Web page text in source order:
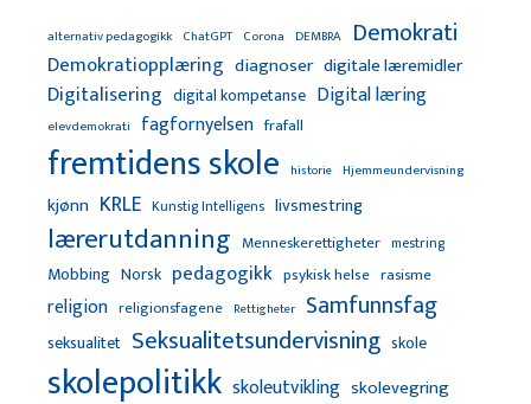
alternativ pedagogikk ChatGPT Corona DEMBRA Demokrati
Demokratiopplæring diagnoser digitale læremidler
Digitalisering digital kompetanse Digital læring
elevdemokrati fagfornyelsen frafall
fremtidens skole historie Hjemmeundervisning
kjønn KRLE Kunstig Intelligens livsmestring
lærerutdanning Menneskerettigheter mestring
Mobbing Norsk pedagogikk psykisk helse rasisme
religion religionsfagene Rettigheter Samfunnsfag
seksualitet Seksualitetsundervisning skole
skolepolitikk skoleutvikling skolevegring